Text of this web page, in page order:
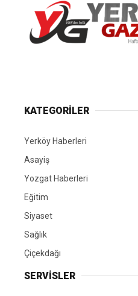
KATEGORİLER
Yerköy Haberleri
Asayiş
Yozgat Haberleri
Eğitim
Siyaset
Sağlık
Çiçekdağı
SERVİSLER